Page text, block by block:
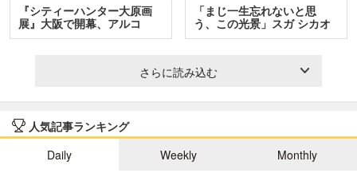
『シティーハンター大原画
展』大阪で開幕、アルコ
＆…
「まじ一生忘れないと思
う、この光景」スガ シカオ
と…
さらに読み込む
人気記事ランキング
Daily
Weekly Monthly